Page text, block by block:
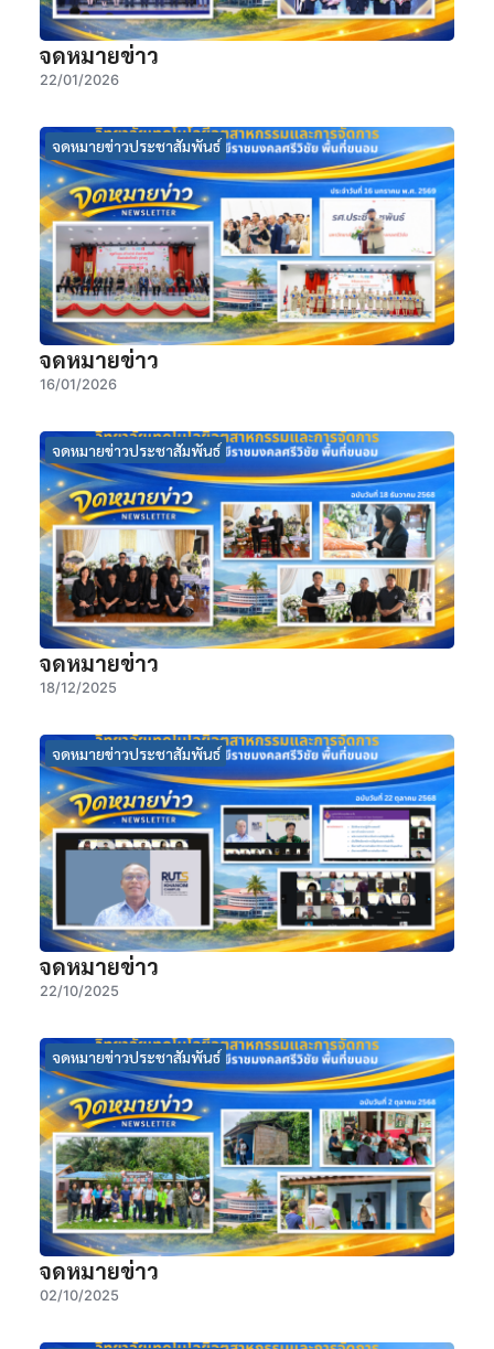
จดหมายข่าว
22/01/2026
จดหมายข่าวประชาสัมพันธ์
จดหมายข่าว
16/01/2026
จดหมายข่าวประชาสัมพันธ์
จดหมายข่าว
18/12/2025
จดหมายข่าวประชาสัมพันธ์
จดหมายข่าว
22/10/2025
จดหมายข่าวประชาสัมพันธ์
จดหมายข่าว
02/10/2025